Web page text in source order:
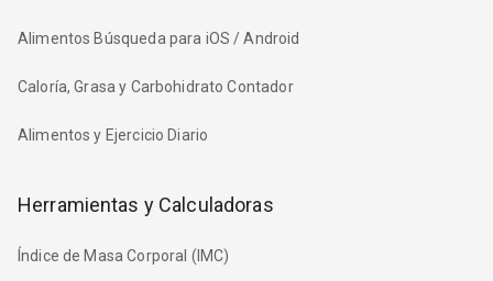
Alimentos Búsqueda para iOS / Android
Caloría, Grasa y Carbohidrato Contador
Alimentos y Ejercicio Diario
Herramientas y Calculadoras
Índice de Masa Corporal (IMC)